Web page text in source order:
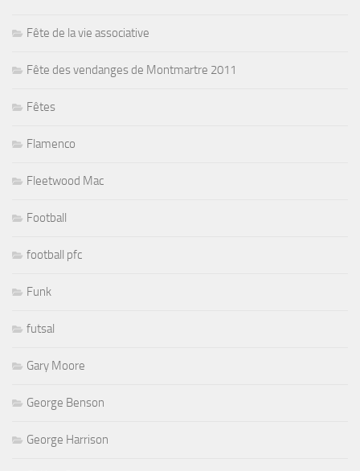
Fête de la vie associative
Fête des vendanges de Montmartre 2011
Fêtes
Flamenco
Fleetwood Mac
Football
football pfc
Funk
futsal
Gary Moore
George Benson
George Harrison